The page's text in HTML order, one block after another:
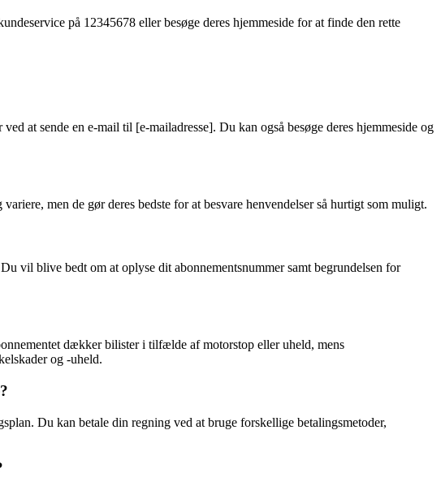
på 12345678 eller besøge deres hjemmeside for at finde den rette
at sende en e-mail til [e-mailadresse]. Du kan også besøge deres hjemmeside og
men de gør deres bedste for at besvare henvendelser så hurtigt som muligt.
vil blive bedt om at oplyse dit abonnementsnummer samt begrundelsen for
dækker bilister i tilfælde af motorstop eller uheld, mens
og -uheld.
Du kan betale din regning ved at bruge forskellige betalingsmetoder,